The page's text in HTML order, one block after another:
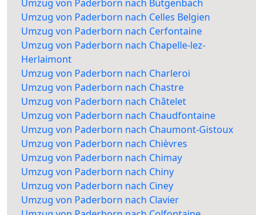
Umzug von Paderborn nach Bütgenbach
Umzug von Paderborn nach Celles Belgien
Umzug von Paderborn nach Cerfontaine
Umzug von Paderborn nach Chapelle-lez-
Herlaimont
Umzug von Paderborn nach Charleroi
Umzug von Paderborn nach Chastre
Umzug von Paderborn nach Châtelet
Umzug von Paderborn nach Chaudfontaine
Umzug von Paderborn nach Chaumont-Gistoux
Umzug von Paderborn nach Chièvres
Umzug von Paderborn nach Chimay
Umzug von Paderborn nach Chiny
Umzug von Paderborn nach Ciney
Umzug von Paderborn nach Clavier